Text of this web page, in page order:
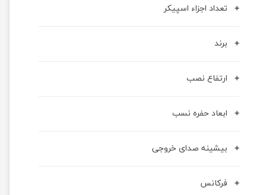
تعداد اجزاء اسپیکر
برند
ارتفاع نصب
ابعاد حفره نسب
بیشینه صدای خروجی
فرکانس